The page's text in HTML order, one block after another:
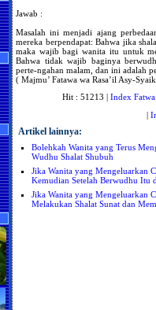
Jawab :
Masalah ini menjadi ajang
mereka berpendapat: Bahwa jika
maka wajib bagi wanita itu untuk
Bahwa tidak wajib baginya
perte-ngahan malam, dan ini adalah
( Majmu’ Fatawa wa Rasa’il Asy-
Hit : 51213 | Index Fatwa
|
Artikel lainnya:
Bolehkah Wanita yang Terus
Wudhu Shalat Shubuh
Jika Wanita yang Mengeluarkan
Kemudian Setelah Berwudhu Itu
Jika Wanita yang Mengeluarkan
Melakukan Shalat Sunat dan